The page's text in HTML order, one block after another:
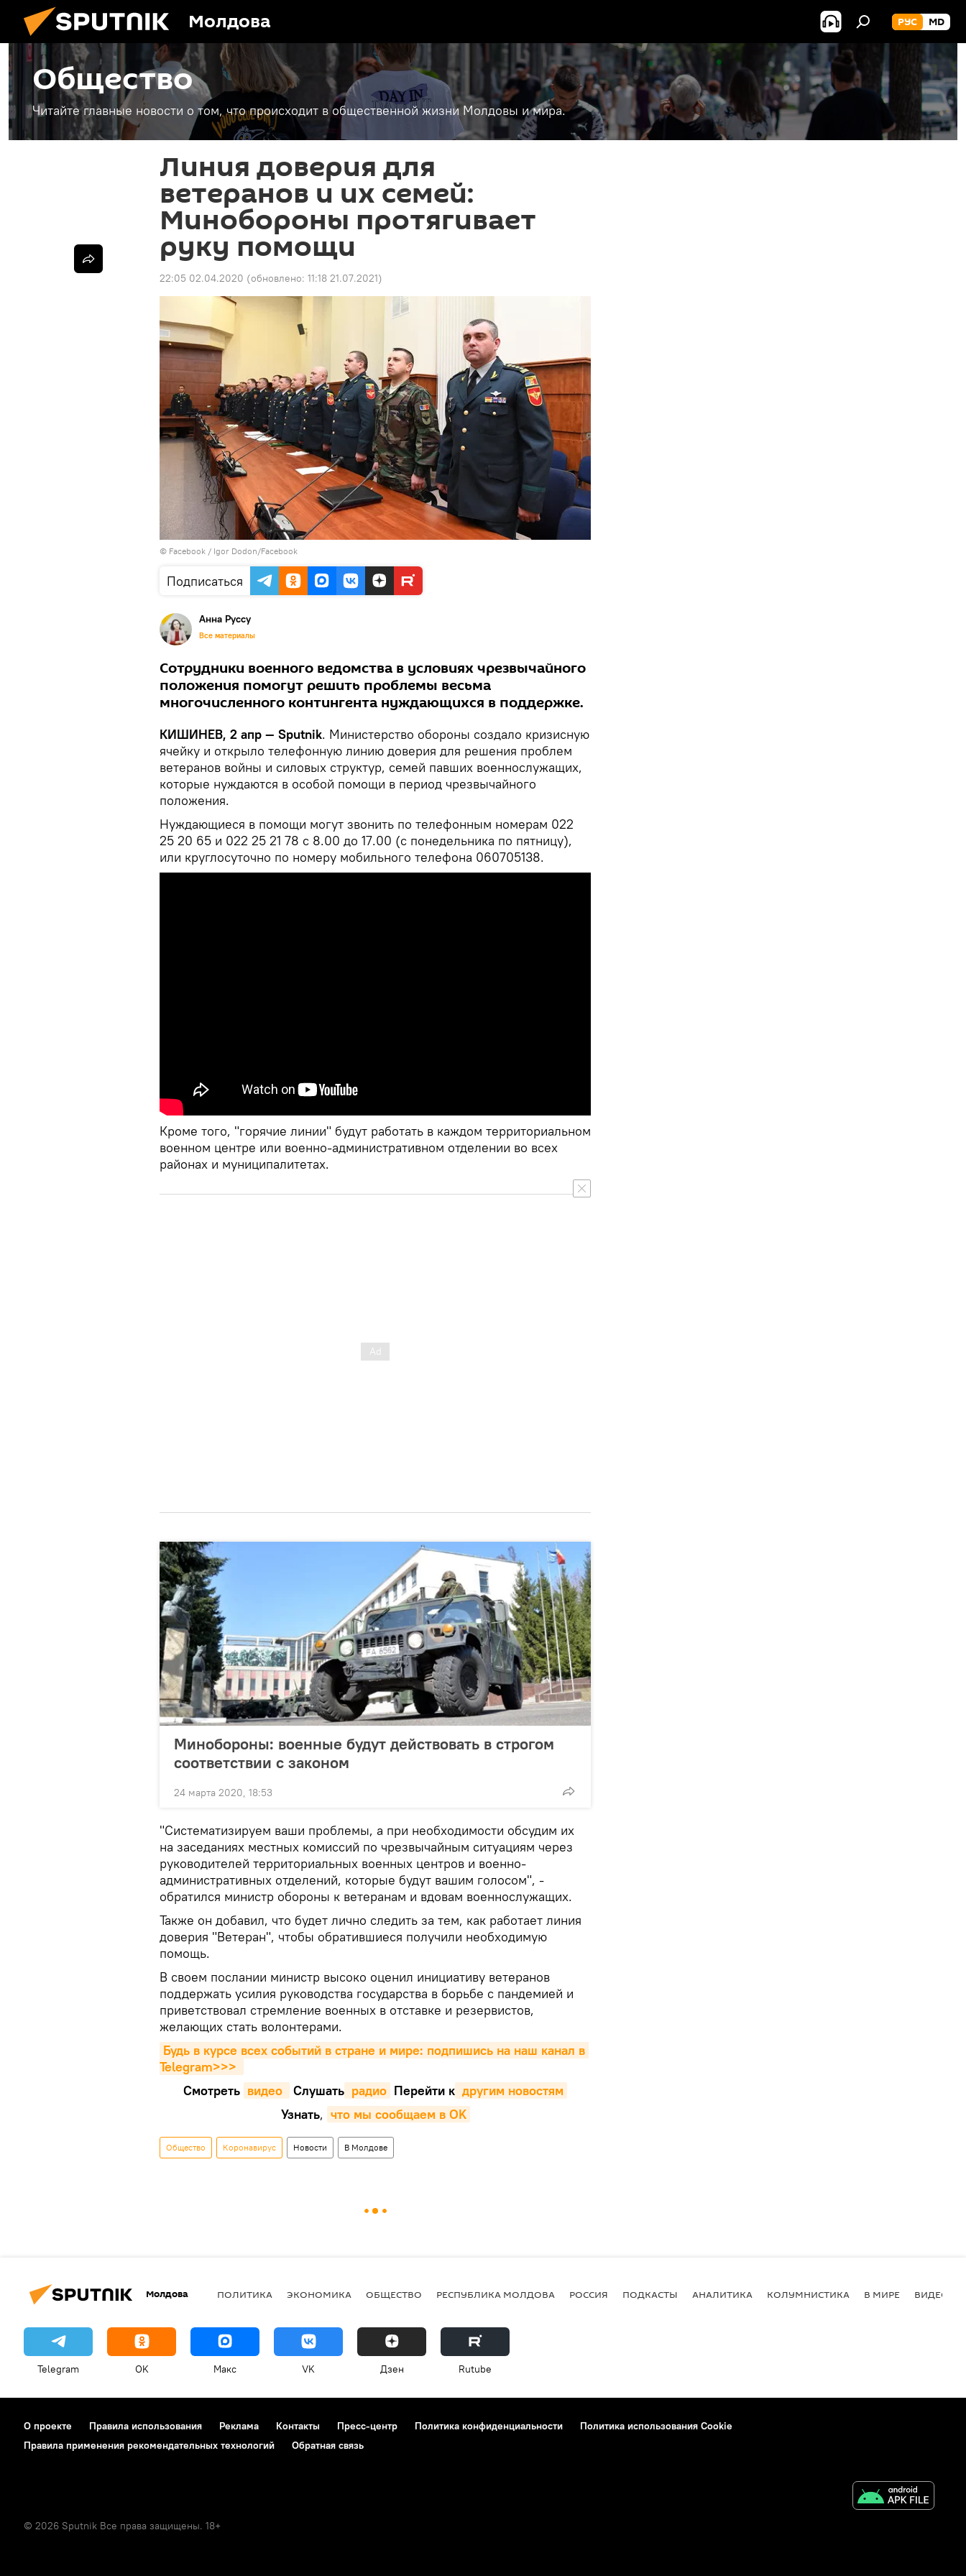
Молдова РУС MD
Общество
Читайте главные новости о том, что происходит в общественной жизни Молдовы и мира.
Линия доверия для
ветеранов и их семей:
Минобороны протягивает
руку помощи
22:05 02.04.2020 (обновлено: 11:18 21.07.2021)
© Facebook / Igor Dodon/Facebook
Подписаться
Анна Руссу
Все материалы
Сотрудники военного ведомства в условиях чрезвычайного
положения помогут решить проблемы весьма
многочисленного контингента нуждающихся в поддержке.
КИШИНЕВ, 2 апр — Sputnik. Министерство обороны создало кризисную
ячейку и открыло телефонную линию доверия для решения проблем
ветеранов войны и силовых структур, семей павших военнослужащих,
которые нуждаются в особой помощи в период чрезвычайного
положения.
Нуждающиеся в помощи могут звонить по телефонным номерам 022
25 20 65 и 022 25 21 78 с 8.00 до 17.00 (с понедельника по пятницу),
или круглосуточно по номеру мобильного телефона 060705138.
Кроме того, "горячие линии" будут работать в каждом территориальном
военном центре или военно-административном отделении во всех
районах и муниципалитетах.
Минобороны: военные будут действовать в строгом
соответствии с законом
24 марта 2020, 18:53
"Систематизируем ваши проблемы, а при необходимости обсудим их
на заседаниях местных комиссий по чрезвычайным ситуациям через
руководителей территориальных военных центров и военно-
административных отделений, которые будут вашим голосом", -
обратился министр обороны к ветеранам и вдовам военнослужащих.
Также он добавил, что будет лично следить за тем, как работает линия
доверия "Ветеран", чтобы обратившиеся получили необходимую
помощь.
В своем послании министр высоко оценил инициативу ветеранов
поддержать усилия руководства государства в борьбе с пандемией и
приветствовал стремление военных в отставке и резервистов,
желающих стать волонтерами.
Будь в курсе всех событий в стране и мире: подпишись на наш канал в
Telegram>>>
Смотреть видео Cлушать радио Перейти к другим новостям
Узнать, что мы сообщаем в OK
Общество Коронавирус Новости В Молдове
Молдова ПОЛИТИКА ЭКОНОМИКА ОБЩЕСТВО РЕСПУБЛИКА МОЛДОВА РОССИЯ ПОДКАСТЫ АНАЛИТИКА КОЛУМНИСТИКА В МИРЕ ВИДЕО
Telegram OK Макс VK Дзен Rutube
О проекте Правила использования Реклама Контакты Пресс-центр Политика конфиденциальности
Политика использования Cookie
Правила применения рекомендательных технологий
Обратная связь
© 2026 Sputnik Все права защищены. 18+